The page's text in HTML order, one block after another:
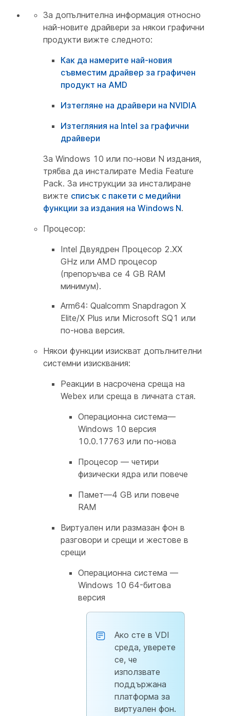
За допълнителна информация относно
най-новите драйвери за някои графични
продукти вижте следното:
Как да намерите най-новия
съвместим драйвер за графичен
продукт на AMD
Изтегляне на драйвери на NVIDIA
Изтегляния на Intel за графични
драйвери
За Windows 10 или по-нови N издания,
трябва да инсталирате Media Feature
Pack. За инструкции за инсталиране
вижте списък с пакети с медийни
функции за издания на Windows N.
Процесор:
Intel Двуядрен Процесор 2.XX
GHz или AMD процесор
(препоръчва се 4 GB RAM
минимум).
Arm64: Qualcomm Snapdragon X
Elite/X Plus или Microsoft SQ1 или
по-нова версия.
Някои функции изискват допълнителни
системни изисквания:
Реакции в насрочена среща на
Webex или среща в личната стая.
Операционна система—
Windows 10 версия
10.0.17763 или по-нова
Процесор — четири
физически ядра или повече
Памет—4 GB или повече
RAM
Виртуален или размазан фон в
разговори и срещи и жестове в
срещи
Операционна система —
Windows 10 64-битова
версия
Ако сте в VDI
среда, уверете
се, че
използвате
поддържана
платформа за
виртуален фон.